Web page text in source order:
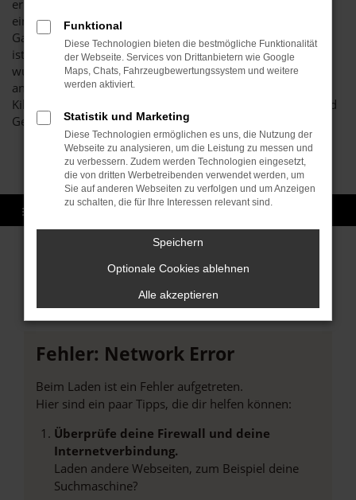
erheblich weniger und kommen doch in den Genuss eines
eins zu eins vergleichbaren Komforts. Warum das so ist?
Ganz einfach, weil eine Seat Tageszulassung ein Neuwagen
ist. Und zwar ohne Abstriche. Das betreffende Fahrzeug
wurde zwar für genau einen Tag in Karlsruhe oder
anderenorts zugelassen, jedoch noch keinen einzigen
Kilometer gefahren. Die erste Fahrt obliegt somit Ihnen und
Gebrauchsspuren werden Sie keine feststellen.
Fehler: Network Error
Beim Laden ist ein Fehler aufgetreten.
Hier sind ein paar Tipps, die dir helfen können:
Überprüfe deine Firewall und deine
Internetverbindung.
Laden andere Webseiten, zum Beispiel deine
Suchmaschine?
Funktional
Diese Technologien bieten die bestmögliche Funktionalität
der Webseite. Services von Drittanbietern wie Google
Maps, Chats, Fahrzeugbewertungssystem und weitere
werden aktiviert.
Statistik und Marketing
Diese Technologien ermöglichen es uns, die Nutzung der
Webseite zu analysieren, um die Leistung zu messen und
zu verbessern. Zudem werden Technologien eingesetzt,
die von dritten Werbetreibenden verwendet werden, um
Sie auf anderen Webseiten zu verfolgen und um Anzeigen
zu schalten, die für Ihre Interessen relevant sind.
Speichern
Optionale Cookies ablehnen
Alle akzeptieren